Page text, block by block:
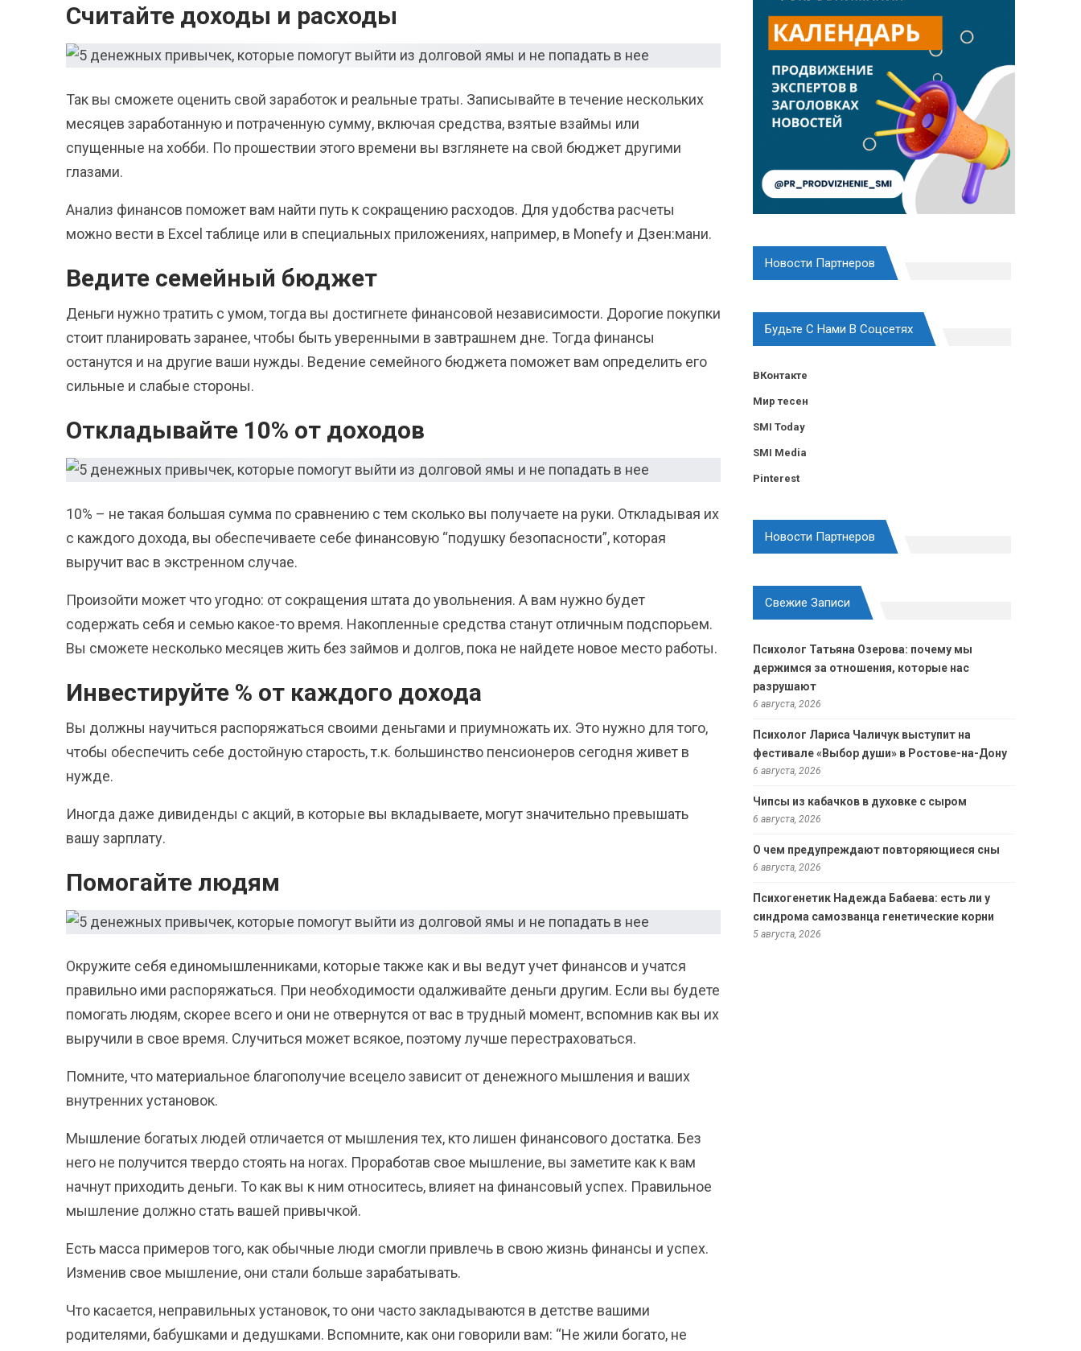
Считайте доходы и расходы
Так вы сможете оценить свой заработок и реальные траты. Записывайте в течение нескольких
месяцев заработанную и потраченную сумму, включая средства, взятые взаймы или
спущенные на хобби. По прошествии этого времени вы взглянете на свой бюджет другими
глазами.
Анализ финансов поможет вам найти путь к сокращению расходов. Для удобства расчеты
можно вести в Excel таблице или в специальных приложениях, например, в Monefy и Дзен:мани.
Ведите семейный бюджет
Деньги нужно тратить с умом, тогда вы достигнете финансовой независимости. Дорогие покупки
стоит планировать заранее, чтобы быть уверенными в завтрашнем дне. Тогда финансы
останутся и на другие ваши нужды. Ведение семейного бюджета поможет вам определить его
сильные и слабые стороны.
Откладывайте 10% от доходов
10% – не такая большая сумма по сравнению с тем сколько вы получаете на руки. Откладывая их
с каждого дохода, вы обеспечиваете себе финансовую “подушку безопасности”, которая
выручит вас в экстренном случае.
Произойти может что угодно: от сокращения штата до увольнения. А вам нужно будет
содержать себя и семью какое-то время. Накопленные средства станут отличным подспорьем.
Вы сможете несколько месяцев жить без займов и долгов, пока не найдете новое место работы.
Инвестируйте % от каждого дохода
Вы должны научиться распоряжаться своими деньгами и приумножать их. Это нужно для того,
чтобы обеспечить себе достойную старость, т.к. большинство пенсионеров сегодня живет в
нужде.
Иногда даже дивиденды с акций, в которые вы вкладываете, могут значительно превышать
вашу зарплату.
Помогайте людям
Окружите себя единомышленниками, которые также как и вы ведут учет финансов и учатся
правильно ими распоряжаться. При необходимости одалживайте деньги другим. Если вы будете
помогать людям, скорее всего и они не отвернутся от вас в трудный момент, вспомнив как вы их
выручили в свое время. Случиться может всякое, поэтому лучше перестраховаться.
Помните, что материальное благополучие всецело зависит от денежного мышления и ваших
внутренних установок.
Мышление богатых людей отличается от мышления тех, кто лишен финансового достатка. Без
него не получится твердо стоять на ногах. Проработав свое мышление, вы заметите как к вам
начнут приходить деньги. То как вы к ним относитесь, влияет на финансовый успех. Правильное
мышление должно стать вашей привычкой.
Есть масса примеров того, как обычные люди смогли привлечь в свою жизнь финансы и успех.
Изменив свое мышление, они стали больше зарабатывать.
Что касается, неправильных установок, то они часто закладываются в детстве вашими
родителями, бабушками и дедушками. Вспомните, как они говорили вам: “Не жили богато, не
Новости Партнеров
Будьте С Нами В Соцсетях
ВКонтакте
Мир тесен
SMI Today
SMI Media
Pinterest
Новости Партнеров
Свежие Записи
Психолог Татьяна Озерова: почему мы
держимся за отношения, которые нас
разрушают
6 августа, 2026
Психолог Лариса Чаличук выступит на
фестивале «Выбор души» в Ростове-на-Дону
6 августа, 2026
Чипсы из кабачков в духовке с сыром
6 августа, 2026
О чем предупреждают повторяющиеся сны
6 августа, 2026
Психогенетик Надежда Бабаева: есть ли у
синдрома самозванца генетические корни
5 августа, 2026